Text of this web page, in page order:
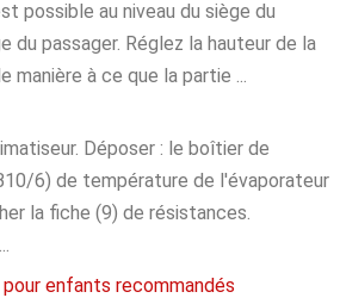
possible au niveau du siège du
du passager. Réglez la hauteur de la
à ce que la partie ...
Déposer : le boîtier de
6) de température de l'évaporateur
la fiche (9) de résistances.
enfants recommandés